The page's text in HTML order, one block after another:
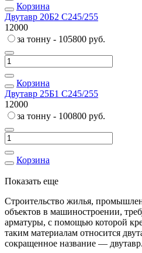
Корзина
Двутавр 20Б2 С245/255
12000
за тонну - 105800 руб.
Корзина
Двутавр 25Б1 С245/255
12000
за тонну - 100800 руб.
Корзина
Показать еще
Строительство жилья,
объектов в машиностроении,
арматуры, с помощью которой
таким материалам относится
сокращенное название — двутавр.